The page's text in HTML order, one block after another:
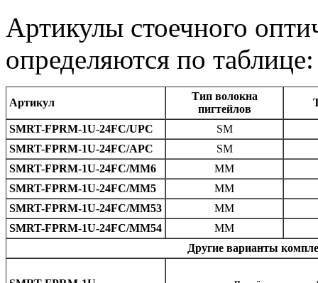
Артикулы стоечного
определяются по таблице:
Артикул
Тип волокна
пигтейлов
SMRT-FPRM-1U-24FC/UPC
SM
SMRT-FPRM-1U-24FC/APC
SM
SMRT-FPRM-1U-24FC/MM6
MM
SMRT-FPRM-1U-24FC/MM5
MM
SMRT-FPRM-1U-24FC/MM53
MM
SMRT-FPRM-1U-24FC/MM54
MM
Другие варианты